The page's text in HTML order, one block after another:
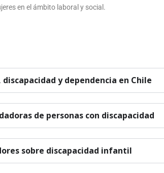
en el ámbito laboral y social.
y dependencia en Chile
de personas con discapacidad
sobre discapacidad infantil